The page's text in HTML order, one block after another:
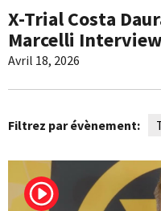
X-Trial Costa
Marcelli Interview
Avril 18, 2026
Filtrez par évènement: